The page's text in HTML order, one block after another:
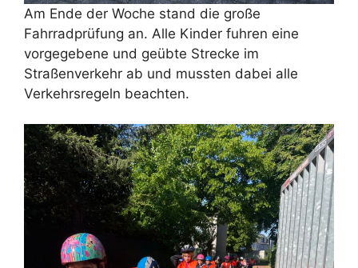
Am Ende der Woche stand die große
Fahrradprüfung an. Alle Kinder fuhren eine
vorgegebene und geübte Strecke im
Straßenverkehr ab und mussten dabei alle
Verkehrsregeln beachten.